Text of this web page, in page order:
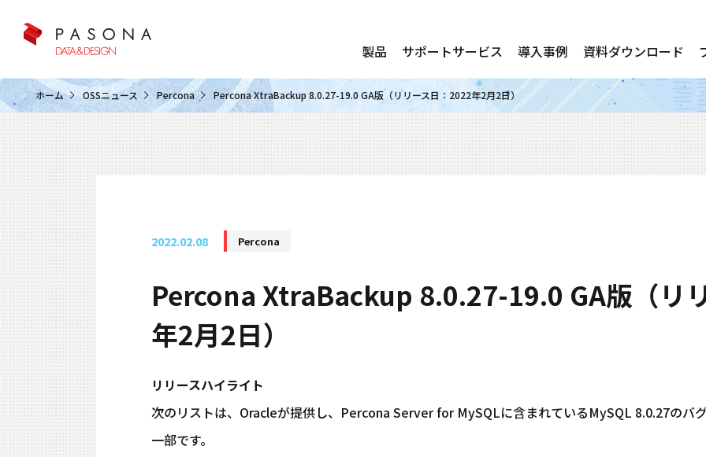
製品 サポートサービス 導入事例 資料ダウンロード
ホーム OSSニュース Percona Percona XtraBackup 8.0.27-19.0 GA版（リリース日：2022年2月2日）
2022.02.08 Percona
Percona XtraBackup 8.0.27-19.0 GA版（リ
年2月2日）
リリースハイライト
次のリストは、Oracleが提供し、Percona Server for MySQLに含まれているMySQL 8.0.27のバ
一部です。